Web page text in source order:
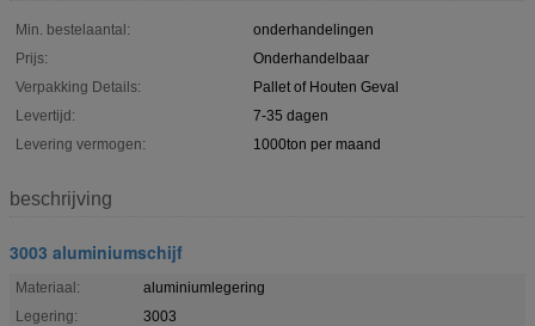
Min. bestelaantal:
onderhandelingen
Prijs:
Onderhandelbaar
Verpakking Details:
Pallet of Houten Geval
Levertijd:
7-35 dagen
Levering vermogen:
1000ton per maand
beschrijving
3003 aluminiumschijf
Materiaal:
aluminiumlegering
Legering:
3003